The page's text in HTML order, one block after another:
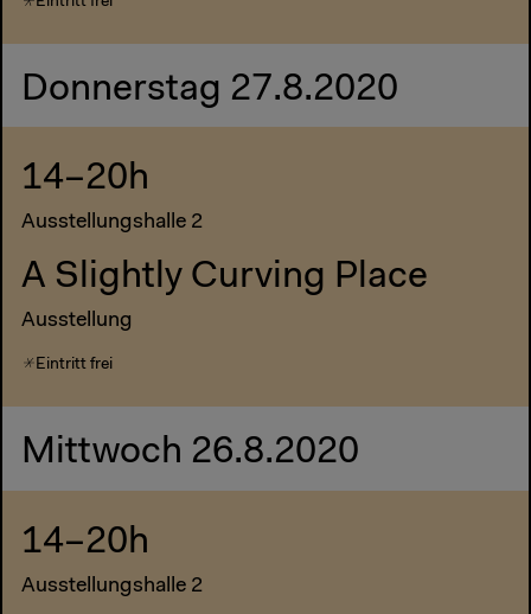
Donnerstag 27.8.2020
14–20h
Ausstellungshalle 2
A Slightly Curving Place
Ausstellung
Eintritt frei
Mittwoch 26.8.2020
14–20h
Ausstellungshalle 2